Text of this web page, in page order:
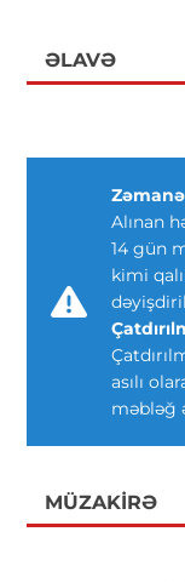
ƏLAVƏ
Alınan
14 gün
kimi
asılı
məbləğ
MÜZAKIRƏ